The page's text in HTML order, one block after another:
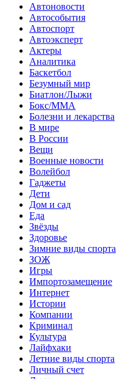
Автоновости
Автособытия
Автоспорт
Автоэксперт
Актеры
Аналитика
Баскетбол
Безумный мир
Биатлон/Лыжи
Бокс/MMA
Болезни и лекарства
В мире
В России
Вещи
Военные новости
Волейбол
Гаджеты
Дети
Дом и сад
Еда
Звёзды
Здоровье
Зимние виды спорта
ЗОЖ
Игры
Импортозамещение
Интернет
Истории
Компании
Криминал
Культура
Лайфхаки
Летние виды спорта
Личный счет